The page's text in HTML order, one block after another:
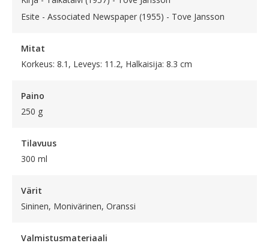
Esite - Associated Newspaper (1955) - Tove Jansson
Mitat
Korkeus: 8.1, Leveys: 11.2, Halkaisija: 8.3 cm
Paino
250 g
Tilavuus
300 ml
Värit
Sininen, Monivärinen, Oranssi
Valmistusmateriaali